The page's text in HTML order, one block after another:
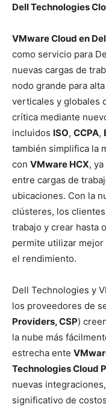
Dell Technologies
VMware Cloud en
como servicio para
nuevas cargas de
nodo grande para
verticales y globales
crítica mediante
incluidos ISO, CCPA,
también simplifica la
con VMware HCX,
entre cargas de
ubicaciones. Con la
clústeres, los
trabajo y crear hasta
permite utilizar
el rendimiento.
Dell Technologies y
los proveedores de
Providers, CSP)
la nube más
estrecha ente
Technologies Cloud
nuevas
significativo de